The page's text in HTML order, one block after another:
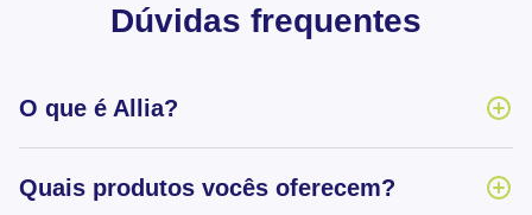
Dúvidas frequentes
O que é Allia?
Quais produtos vocês oferecem?